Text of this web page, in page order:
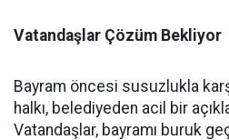
Vatandaşlar Çözüm Bekliyor
Bayram öncesi susuzlukla
halkı, belediyeden acil bir
Vatandaşlar, bayramı buruk